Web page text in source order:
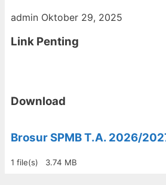
admin Oktober 29, 2025
Link Penting
Download
Brosur SPMB T.A. 2026/
1 file(s) 3.74 MB